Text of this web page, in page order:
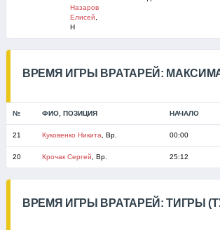
Назаров
Елисей
Н
ВРЕМЯ ИГРЫ ВРАТАРЕЙ:
№ ФИО, ПОЗИЦИЯ НАЧАЛО
21 Куковенко Никита , Вр. 00:00
20 Крочак Сергей , Вр. 25:12
ВРЕМЯ ИГРЫ ВРАТАРЕЙ: ТИГРЫ